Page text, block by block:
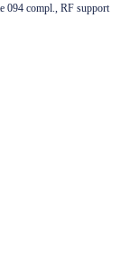
094 compl., RF support